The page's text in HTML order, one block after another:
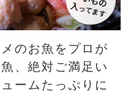
のお魚をプロが
、絶対ご満足い
ームたっぷりに